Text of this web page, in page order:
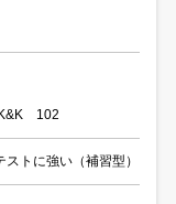
K&K 102
トに強い（補習型）